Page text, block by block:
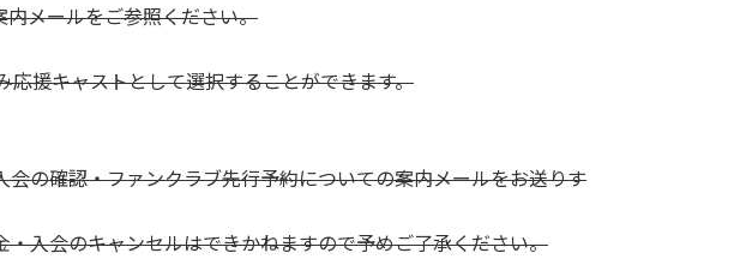
メールをご参照ください。
援キャストとして選択することができます。
の確認・ファンクラブ先行予約についての案内メールをお送りす
入会のキャンセルはできかねますので予めご了承ください。